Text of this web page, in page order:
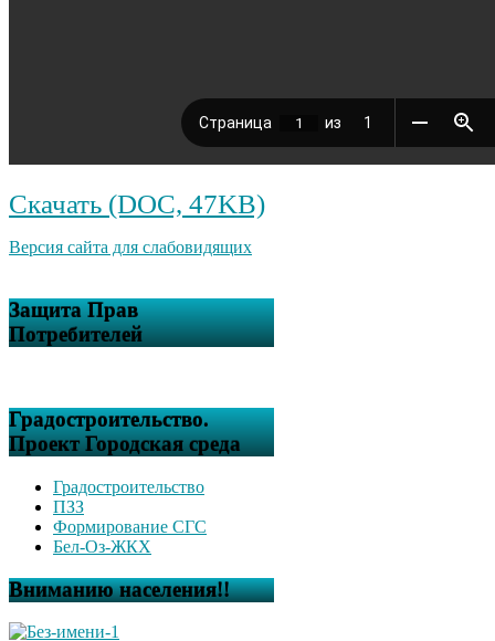
Скачать (DOC, 47KB)
Версия сайта для слабовидящих
Защита Прав
Потребителей
Градостроительство.
Проект Городская среда
Градостроительство
ПЗЗ
Формирование СГС
Бел-Оз-ЖКХ
Вниманию населения!!